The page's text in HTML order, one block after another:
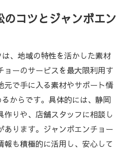
れる浜松DIY事例の紹介
DIYリフォーム術
る自宅リフォームの基本手順
ョー商品一覧から選ぶリフ
て見つける人気のリフォー
するコスパ重視のリフォーム
コツとジャンボエン
、地域の特性を活かした素材
ョーのサービスを最大限利用す
元で手に入る素材やサポート情
からです。具体的には、静岡
作りや、店舗スタッフに相談し
あります。ジャンボエンチョー
報も積極的に活用し、安心して